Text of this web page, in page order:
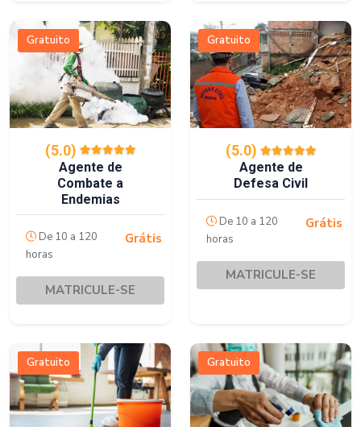
Gratuito
(5.0)
Agente de
Combate a
Endemias
De 10 a 120
horas
Grátis
MATRICULE-SE
Gratuito
(5.0)
Agente de
Defesa Civil
De 10 a 120
horas
Grátis
MATRICULE-SE
Gratuito Gratuito